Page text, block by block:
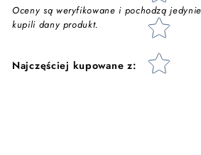
Oceny są weryfikowane i pochodzą
kupili dany produkt.
Najczęściej kupowane z: